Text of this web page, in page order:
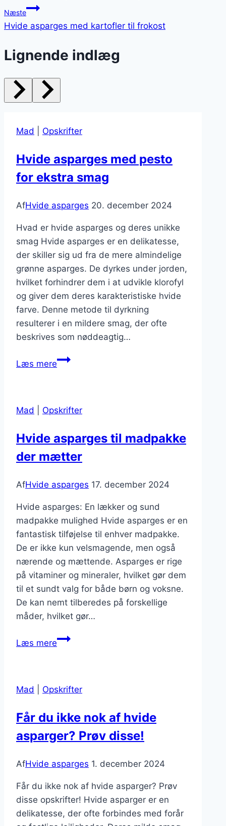
Næste
Hvide asparges med kartofler til frokost
Lignende indlæg
Mad Opskrifter
Hvide asparges med pesto
for ekstra smag
AfHvide asparges 20. december 2024
Hvad er hvide asparges og deres unikke
smag Hvide asparges er en delikatesse,
der skiller sig ud fra de mere almindelige
grønne asparges. De dyrkes under jorden,
hvilket forhindrer dem i at udvikle klorofyl
og giver dem deres karakteristiske hvide
farve. Denne metode til dyrkning
resulterer i en mildere smag, der ofte
beskrives som nøddeagtig…
Læs mereHvide
for
smag
Mad Opskrifter
Hvide asparges til madpakke
der mætter
AfHvide asparges 17. december 2024
Hvide asparges: En lækker og sund
madpakke mulighed Hvide asparges er en
fantastisk tilføjelse til enhver madpakke.
De er ikke kun velsmagende, men også
nærende og mættende. Asparges er rige
på vitaminer og mineraler, hvilket gør dem
til et sundt valg for både børn og voksne.
De kan nemt tilberedes på forskellige
måder, hvilket gør…
Læs mereHvide
der
Mad Opskrifter
Får du ikke nok af hvide
asparger? Prøv disse!
AfHvide asparges 1. december 2024
Får du ikke nok af hvide asparger? Prøv
disse opskrifter! Hvide asparger er en
delikatesse, der ofte forbindes med forår